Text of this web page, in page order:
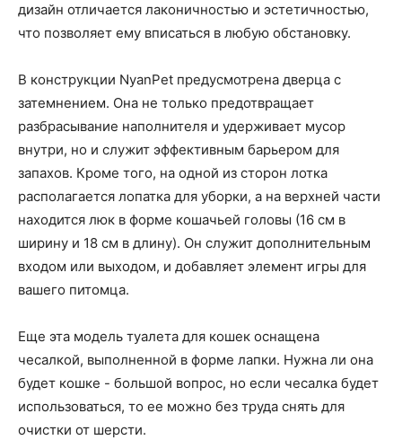
дизайн отличается лаконичностью и эстетичностью,
что позволяет ему вписаться в любую обстановку.
В конструкции NyanPet предусмотрена дверца с
затемнением. Она не только предотвращает
разбрасывание наполнителя и удерживает мусор
внутри, но и служит эффективным барьером для
запахов. Кроме того, на одной из сторон лотка
располагается лопатка для уборки, а на верхней части
находится люк в форме кошачьей головы (16 см в
ширину и 18 см в длину). Он служит дополнительным
входом или выходом, и добавляет элемент игры для
вашего питомца.
Еще эта модель туалета для кошек оснащена
чесалкой, выполненной в форме лапки. Нужна ли она
будет кошке - большой вопрос, но если чесалка будет
использоваться, то ее можно без труда снять для
очистки от шерсти.